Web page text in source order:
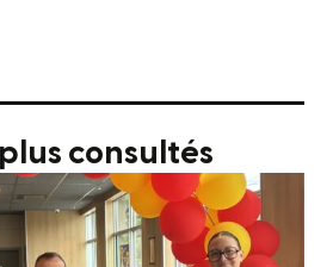
consultés